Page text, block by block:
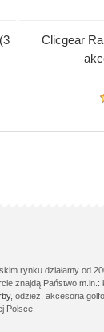
Clicgear
rynku działamy od
znajdą Państwo m.in.:
, odzież, akcesoria
Polsce.